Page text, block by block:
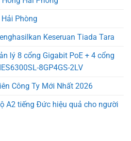
Phòng
Keseruan Tiada Tara
lý 8 cổng Gigabit PoE + 4 cổng
8GP4GS-2LV
Công Ty Mới Nhất 2026
A2 tiếng Đức hiệu quả cho người